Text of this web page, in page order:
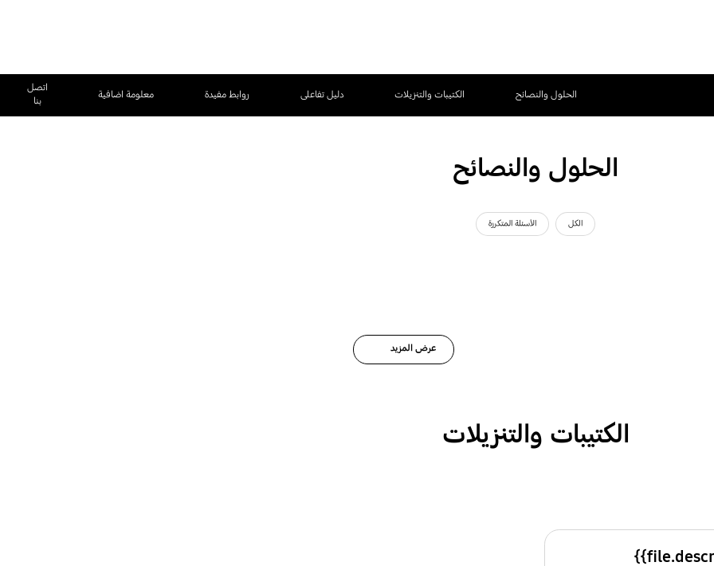
الحلول والنصائح الكتيبات والتنزيلات دليل تفاعلى روابط مفيدة معلومة اضافية
اتصل
بنا
الحلول والنصائح
الكل الأسئلة المتكررة
عرض المزيد
الكتيبات والتنزيلات